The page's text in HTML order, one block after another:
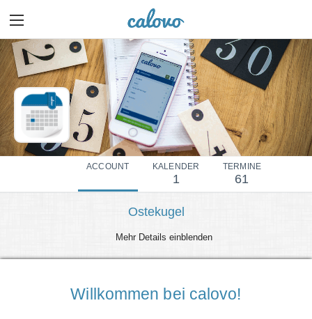
ACCOUNT KALENDER
1
TERMINE
61
Ostekugel
Mehr Details einblenden
Willkommen bei calovo!